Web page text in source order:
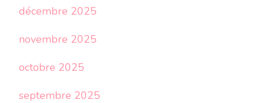
décembre 2025
novembre 2025
octobre 2025
septembre 2025